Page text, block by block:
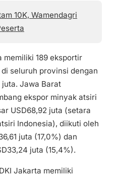
10K, Wamendagri
memiliki 189 eksportir
seluruh provinsi dengan
juta. Jawa Barat
ekspor minyak atsiri
USD68,92 juta (setara
Indonesia), diikuti oleh
juta (17,0%) dan
juta (15,4%).
Jakarta memiliki